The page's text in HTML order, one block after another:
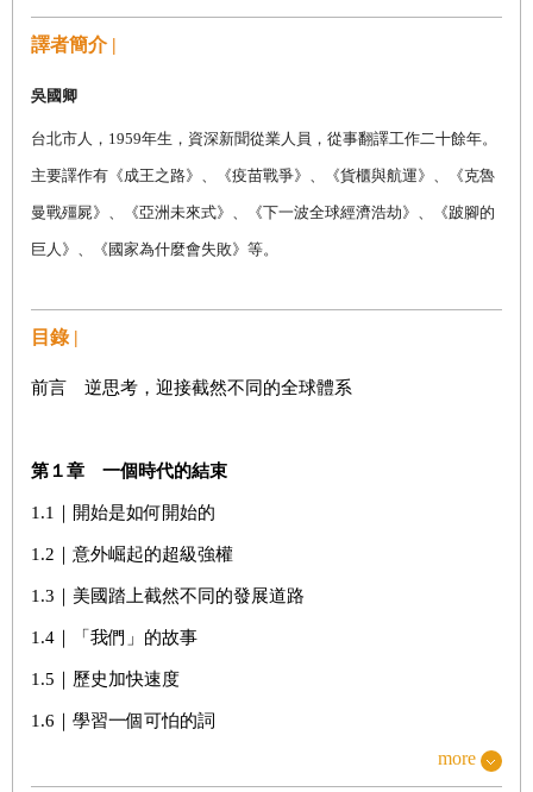
譯者簡介 |
吳國卿
台北市人， 1959年生，資深新聞從業人員，從事翻譯工作二十餘年。
主要譯作有《成王之路》、《疫苗戰爭》、《貨櫃與航運》、《克魯
曼戰殭屍》、《亞洲未來式》、《下一波全球經濟浩劫》、《跛腳的
巨人》、《國家為什麼會失敗》等。
目錄 |
前言 逆思考，迎接截然不同的全球體系
第１章 一個時代的結束
1.1 ｜開始是如何開始的
1.2 ｜意外崛起的超級強權
1.3 ｜美國踏上截然不同的發展道路
1.4 ｜「我們」的故事
1.5 ｜歷史加快速度
1.6 ｜學習一個可怕的詞
more